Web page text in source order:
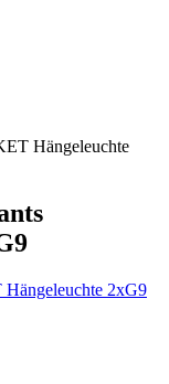
Hängeleuchte